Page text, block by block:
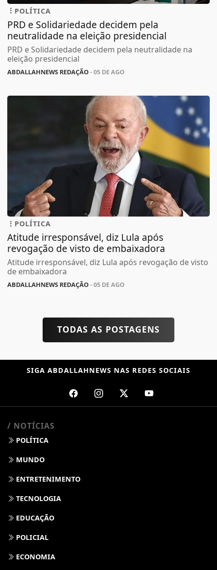
POLÍTICA
PRD e Solidariedade decidem pela
neutralidade na eleição presidencial
PRD e Solidariedade decidem pela neutralidade na
eleição presidencial
ABDALLAHNEWS REDAÇÃO- 05 DE AGO
POLÍTICA
Atitude irresponsável, diz Lula após
revogação de visto de embaixadora
Atitude irresponsável, diz Lula após revogação de visto
de embaixadora
ABDALLAHNEWS REDAÇÃO- 05 DE AGO
TODAS AS POSTAGENS
SIGA ABDALLAHNEWS NAS REDES SOCIAIS
/ NOTÍCIAS
POLÍTICA
MUNDO
ENTRETENIMENTO
TECNOLOGIA
EDUCAÇÃO
POLICIAL
ECONOMIA